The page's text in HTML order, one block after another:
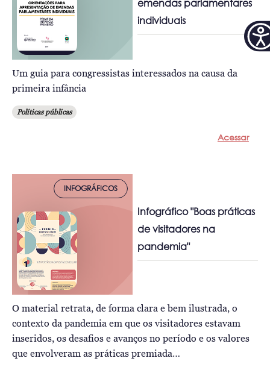
emendas parlamentares
individuais
Um guia para congressistas interessados na causa da
primeira infância
Políticas públicas
Acessar
INFOGRÁFICOS
Infográfico "Boas práticas
de visitadores na
pandemia"
O material retrata, de forma clara e bem ilustrada, o
contexto da pandemia em que os visitadores estavam
inseridos, os desafios e avanços no período e os valores
que envolveram as práticas premiada…